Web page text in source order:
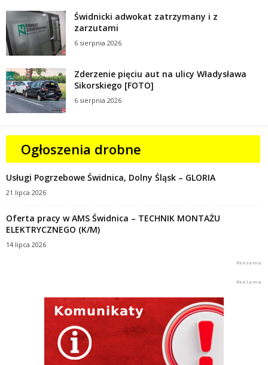
Świdnicki adwokat zatrzymany i z
zarzutami
6 sierpnia 2026
Zderzenie pięciu aut na ulicy Władysława
Sikorskiego [FOTO]
6 sierpnia 2026
Ogłoszenia drobne
Usługi Pogrzebowe Świdnica, Dolny Śląsk – GLORIA
21 lipca 2026
Oferta pracy w AMS Świdnica – TECHNIK MONTAŻU
ELEKTRYCZNEGO (K/M)
14 lipca 2026